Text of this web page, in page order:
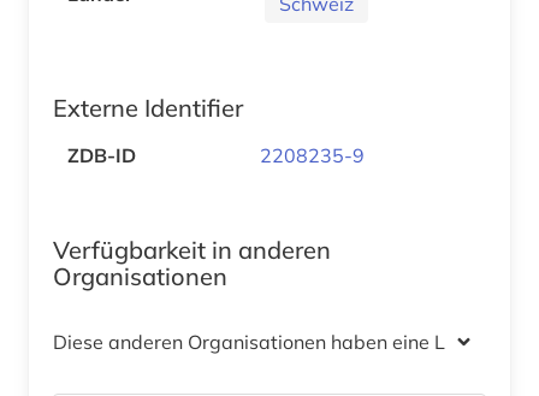
Externe Identifier
ZDB-ID 2208235-9
Verfügbarkeit in anderen
Organisationen
Diese anderen Organisationen haben eine Lizenz